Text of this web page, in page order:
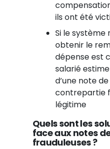
ils ont été
Si le système
obtenir le
dépense est
salarié
d’une note
contrepartie
légitime
Quels sont les
face aux notes
frauduleuses ?